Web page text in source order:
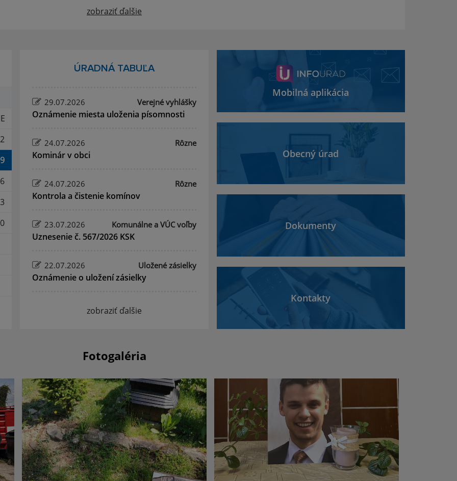
zobraziť ďalšie
ÚRADNÁ TABUĽA
29.07.2026 Verejné vyhlášky
Oznámenie miesta uloženia písomnosti
24.07.2026 Rôzne
Kominár v obci
24.07.2026 Rôzne
Kontrola a čistenie komínov
23.07.2026 Komunálne a VÚC voľby
Uznesenie č. 567/2026 KSK
22.07.2026 Uložené zásielky
Oznámenie o uložení zásielky
zobraziť ďalšie
Mobilná aplikácia
Obecný úrad
Dokumenty
Kontakty
Fotogaléria